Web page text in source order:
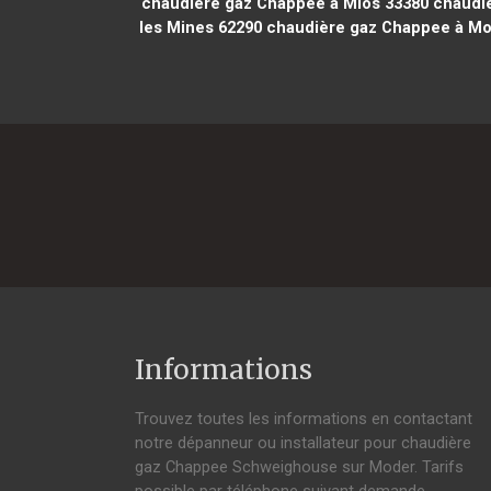
les Mines 62290 chaudière gaz Chappee à
Informations
Trouvez toutes les informations en contactant
notre dépanneur ou installateur pour chaudière
gaz Chappee Schweighouse sur Moder. Tarifs